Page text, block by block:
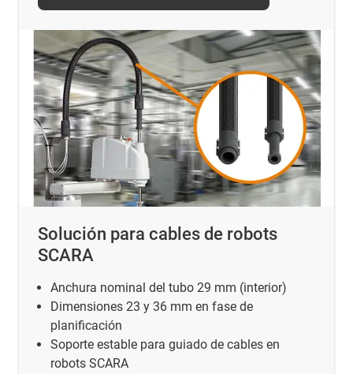
Solución para cables de robots
SCARA
Anchura nominal del tubo 29 mm (interior)
Dimensiones 23 y 36 mm en fase de
planificación
Soporte estable para guiado de cables en
robots SCARA